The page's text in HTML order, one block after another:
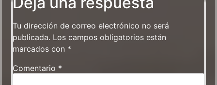
Tu dirección de correo electrónico no será
publicada. Los campos obligatorios están
marcados con *
Comentario *